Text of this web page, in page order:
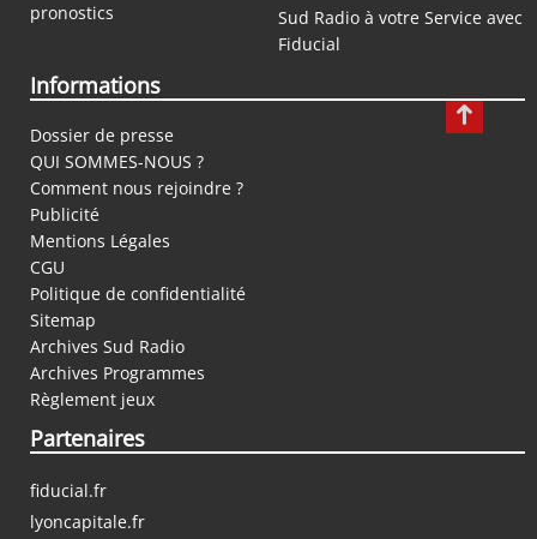
pronostics
Sud Radio à votre Service avec
Fiducial
Informations
Dossier de presse
QUI SOMMES-NOUS ?
Comment nous rejoindre ?
Publicité
Mentions Légales
CGU
Politique de confidentialité
Sitemap
Archives Sud Radio
Archives Programmes
Règlement jeux
Partenaires
fiducial.fr
lyoncapitale.fr